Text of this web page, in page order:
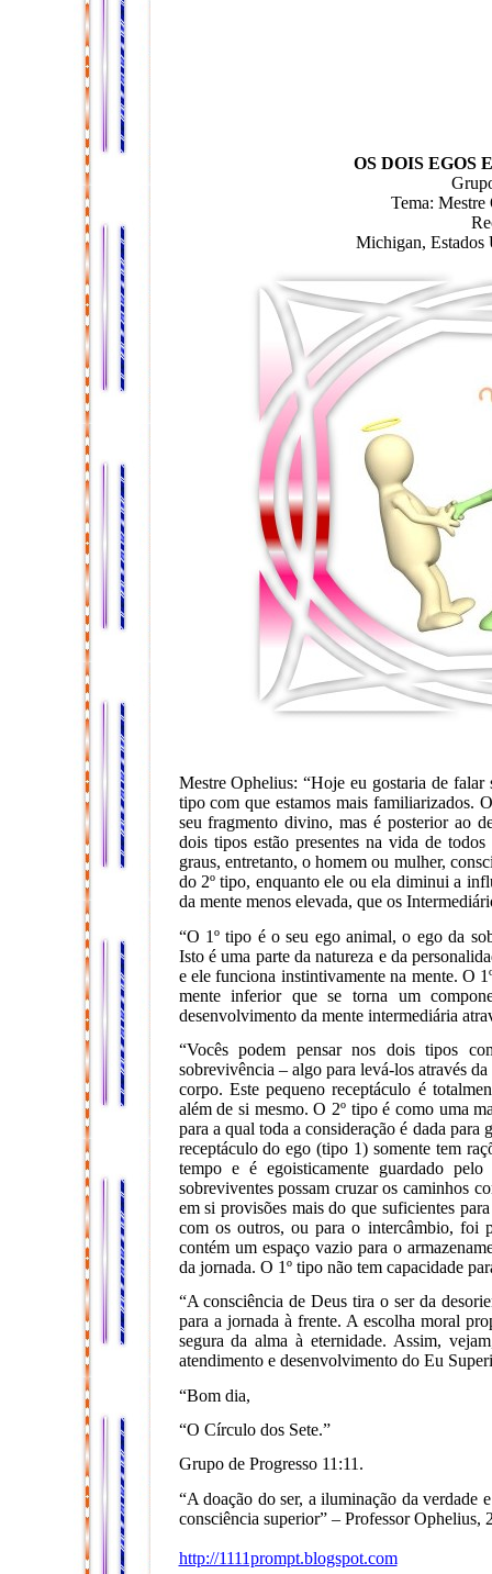
OS DOIS EGOS
Tema:
Michigan, Estados
Mestre Ophelius: “Hoje eu gostaria de
tipo com que estamos mais familiarizados.
seu fragmento divino, mas é posterior ao
dois tipos estão presentes na vida de
graus, entretanto, o homem ou mulher,
do 2º tipo, enquanto ele ou ela diminui a
da mente menos elevada, que os
“O 1º tipo é o seu ego animal, o ego da
Isto é uma parte da natureza e da
e ele funciona instintivamente na mente. O
mente inferior que se torna um
desenvolvimento da mente intermediária
“Vocês podem pensar nos dois tipos
sobrevivência – algo para levá-los através
corpo. Este pequeno receptáculo é
além de si mesmo. O 2º tipo é como uma
para a qual toda a consideração é dada
receptáculo do ego (tipo 1) somente tem
tempo e é egoisticamente guardado
sobreviventes possam cruzar os caminhos
em si provisões mais do que suficientes
com os outros, ou para o intercâmbio, foi
contém um espaço vazio para o
da jornada. O 1º tipo não tem capacidade
“A consciência de Deus tira o ser da
para a jornada à frente. A escolha moral
segura da alma à eternidade. Assim,
atendimento e desenvolvimento do Eu
“Bom dia,
“O Círculo dos Sete.”
Grupo de Progresso 11:11.
“A doação do ser, a iluminação da verdade
consciência superior” – Professor Ophelius,
http://1111prompt.blogspot.com